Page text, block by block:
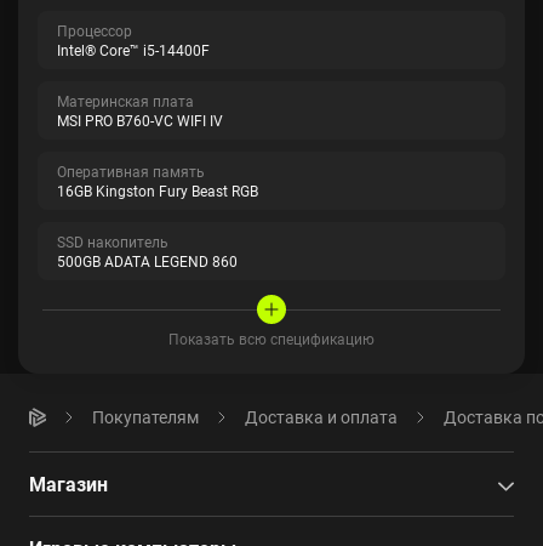
Процессор
Intel® Core™ i5-14400F
Материнская плата
MSI PRO B760-VC WIFI IV
Оперативная память
16GB Kingston Fury Beast RGB
SSD накопитель
500GB ADATA LEGEND 860
Показать всю спецификацию
Покупателям Доставка и оплата Доставка
Магазин